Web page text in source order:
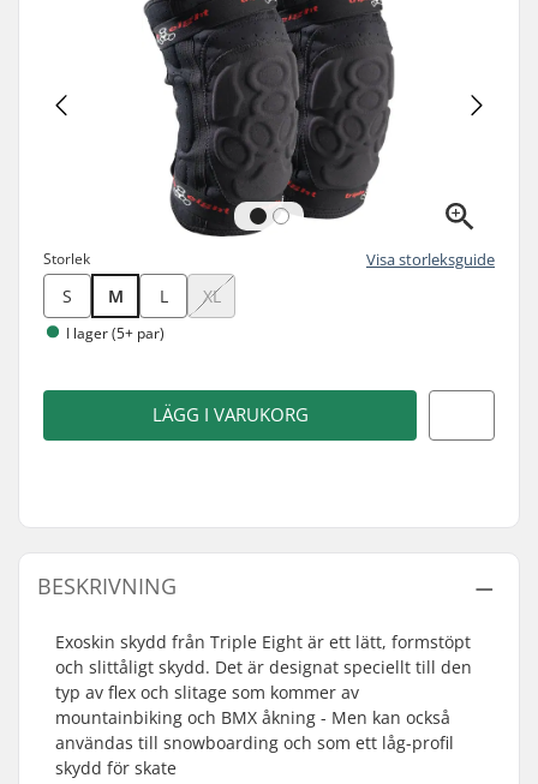
Storlek Visa storleksguide
S M L XL
I lager (5+ par)
LÄGG I VARUKORG
BESKRIVNING
Exoskin skydd från Triple Eight är ett lätt, formstöpt
och slittåligt skydd. Det är designat speciellt till den
typ av flex och slitage som kommer av
mountainbiking och BMX åkning - Men kan också
användas till snowboarding och som ett låg-profil
skydd för skate